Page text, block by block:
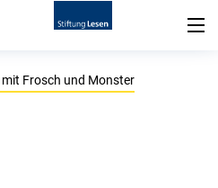
mit Frosch und Monster